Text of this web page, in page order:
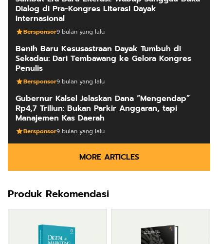
Dialog di Pra-Kongres Literasi Dayak
Internasional
Bersponsor9 bulan yang lalu
Benih Baru Kesusastraan Dayak Tumbuh di
Sekadau: Dari Tembawang ke Gelora Kongres
Penulis
Bersponsor9 bulan yang lalu
Gubernur Kalsel Jelaskan Dana “Mengendap”
Rp4,7 Triliun: Bukan Parkir Anggaran, tapi
Manajemen Kas Daerah
Bersponsor9 bulan yang lalu
MORE ARTICLES
Produk Rekomendasi